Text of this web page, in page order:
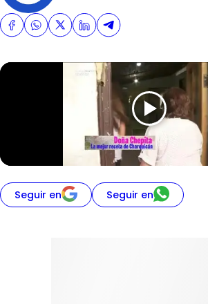
Seguir en Seguir en